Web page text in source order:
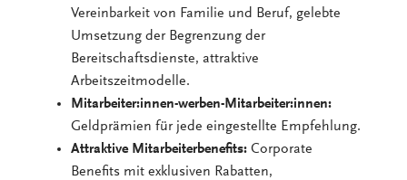
Vereinbarkeit von Familie und Beruf, gelebte
Umsetzung der Begrenzung der
Bereitschaftsdienste, attraktive
Arbeitszeitmodelle.
Mitarbeiter:innen-werben-Mitarbeiter:innen:
Geldprämien für jede eingestellte Empfehlung.
Attraktive Mitarbeiterbenefits:Corporate
Benefits mit exklusiven Rabatten,